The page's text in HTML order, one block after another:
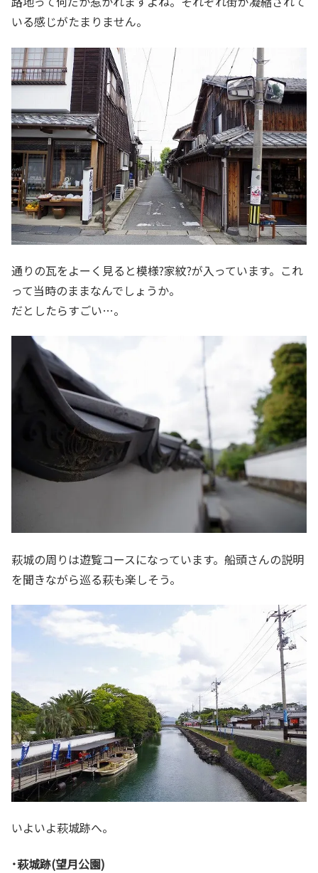
いる感じがたまりません。
通りの瓦をよーく見ると模様?家紋?が入っています。これ
って当時のままなんでしょうか。
だとしたらすごい…。
萩城の周りは遊覧コースになっています。船頭さんの説明
を聞きながら巡る萩も楽しそう。
いよいよ萩城跡へ。
･萩城跡(望月公園)